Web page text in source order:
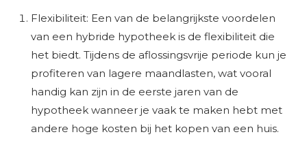
Flexibiliteit: Een van de belangrijkste voordelen
van een hybride hypotheek is de flexibiliteit die
het biedt. Tijdens de aflossingsvrije periode kun je
profiteren van lagere maandlasten, wat vooral
handig kan zijn in de eerste jaren van de
hypotheek wanneer je vaak te maken hebt met
andere hoge kosten bij het kopen van een huis.